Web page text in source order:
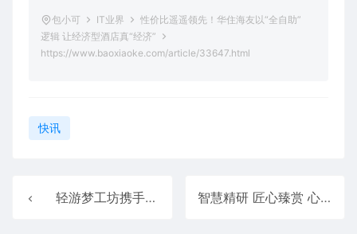
包小可 IT业界
性价比遥遥领先！华住海友以“全自助”
逻辑 让经济型酒店真“经济”
https://www.baoxiaoke.com/article/33647.html
快讯
轻游梦工坊携手腾讯混元3D 共探“人人皆可创作”的新未来 智慧精研 匠心臻赏 心系天下三星W26双十一倾情献礼